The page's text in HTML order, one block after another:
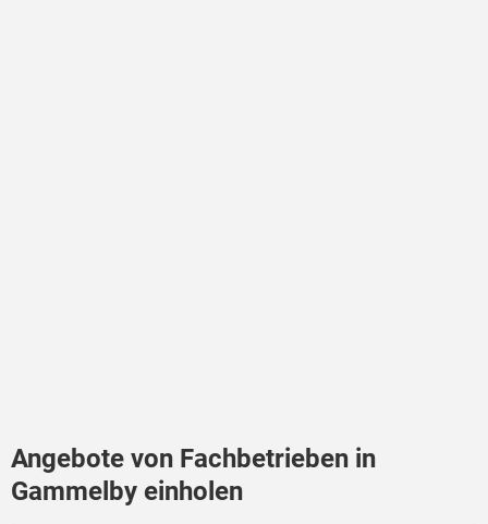
Angebote von Fachbetrieben in
Gammelby einholen